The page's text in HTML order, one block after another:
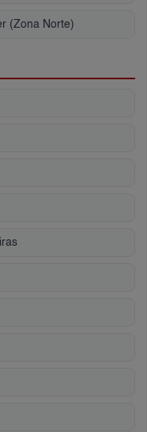
(Zona Norte)